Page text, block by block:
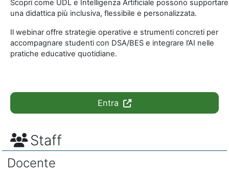
Scopri come UDL e Intelligenza Artificiale possono supportare
una didattica più inclusiva, flessibile e personalizzata.
Il webinar offre strategie operative e strumenti concreti per
accompagnare studenti con DSA/BES e integrare l’AI nelle
pratiche educative quotidiane.
Entra
Staff
Docente